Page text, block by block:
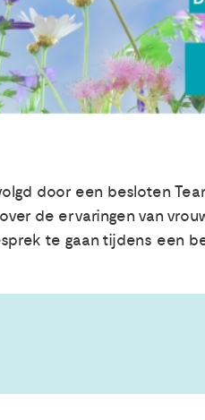
door een besloten
de ervaringen van
te gaan tijdens een